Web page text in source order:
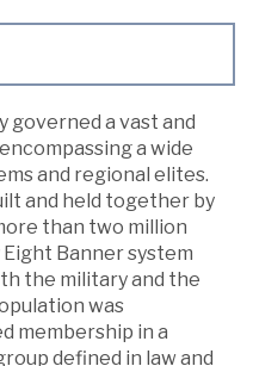
governed a vast and
a wide
and regional elites.
and held together by
than two million
Banner system
the military and the
was
membership in a
defined in law and